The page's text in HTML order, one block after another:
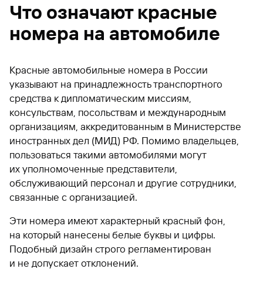
Что означают красные
номера на автомобиле
Красные автомобильные номера в России
указывают на принадлежность транспортного
средства к дипломатическим миссиям,
консульствам, посольствам и международным
организациям, аккредитованным в Министерстве
иностранных дел (МИД) РФ. Помимо владельцев,
пользоваться такими автомобилями могут
их уполномоченные представители,
обслуживающий персонал и другие сотрудники,
связанные с организацией.
Эти номера имеют характерный красный фон,
на который нанесены белые буквы и цифры.
Подобный дизайн строго регламентирован
и не допускает отклонений.